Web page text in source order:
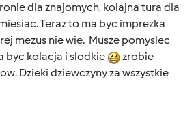
dla znajomych, kolajna tura dla
Teraz to ma byc imprezka
mezus nie wie. Musze pomyslec
byc kolacja i slodkie
zrobie
Dzieki dziewczyny za wszystkie